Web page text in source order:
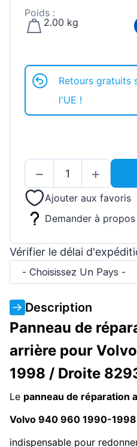
Poids :
2.00 kg
Retours gratuits
l'UE !
Ajouter aux favoris
Demander à
Vérifier le délai
- Choisissez Un Pays -
Description
Panneau de
arrière pour
1998 / Droite
Le panneau de réparation
Volvo 940 960 1990-1998
indispensable pour